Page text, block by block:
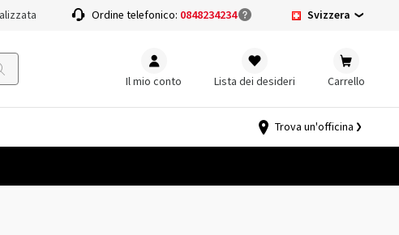
Ordine telefonico: 0848234234 Svizzera
Il mio conto Lista dei desideri Carrello
Trova un'officina